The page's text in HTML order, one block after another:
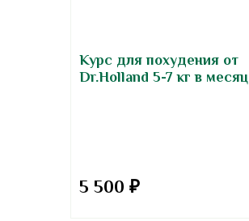
Курс для похудения от
Dr.Holland 5-7 кг в месяц
5 500 ₽